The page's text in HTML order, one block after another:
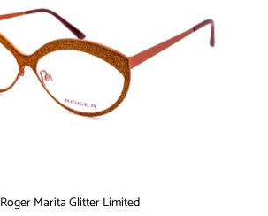
Roger Marita Glitter Limited